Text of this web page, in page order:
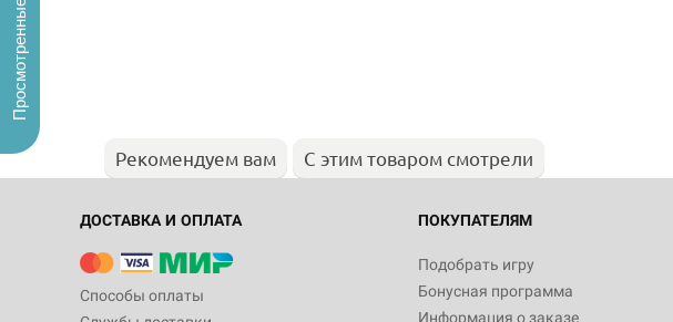
Рекомендуем вам С этим товаром смотрели
ДОСТАВКА И ОПЛАТА
Способы оплаты
ПОКУПАТЕЛЯМ
Подобрать игру
Бонусная программа
Информация о заказе
Просмотренные